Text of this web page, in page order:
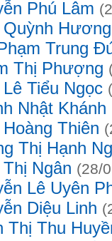
Phú Lâm
Quỳnh Hương
Trung
Thị Phượng
Tiểu Ngọc
Nhật Khánh
Thiên
Thị Hạnh
Ngân (28/
Lê Uyên
Diệu Linh
Thị Thu